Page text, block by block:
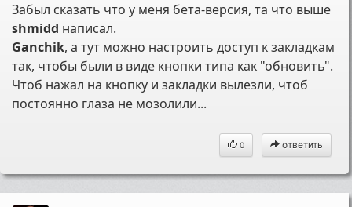
Забыл сказать что у меня бета-версия, та что выше
shmidd написал.
Ganchik, а тут можно настроить доступ к закладкам
так, чтобы были в виде кнопки типа как "обновить".
Чтоб нажал на кнопку и закладки вылезли, чтоб
постоянно глаза не мозолили...
0 ответить